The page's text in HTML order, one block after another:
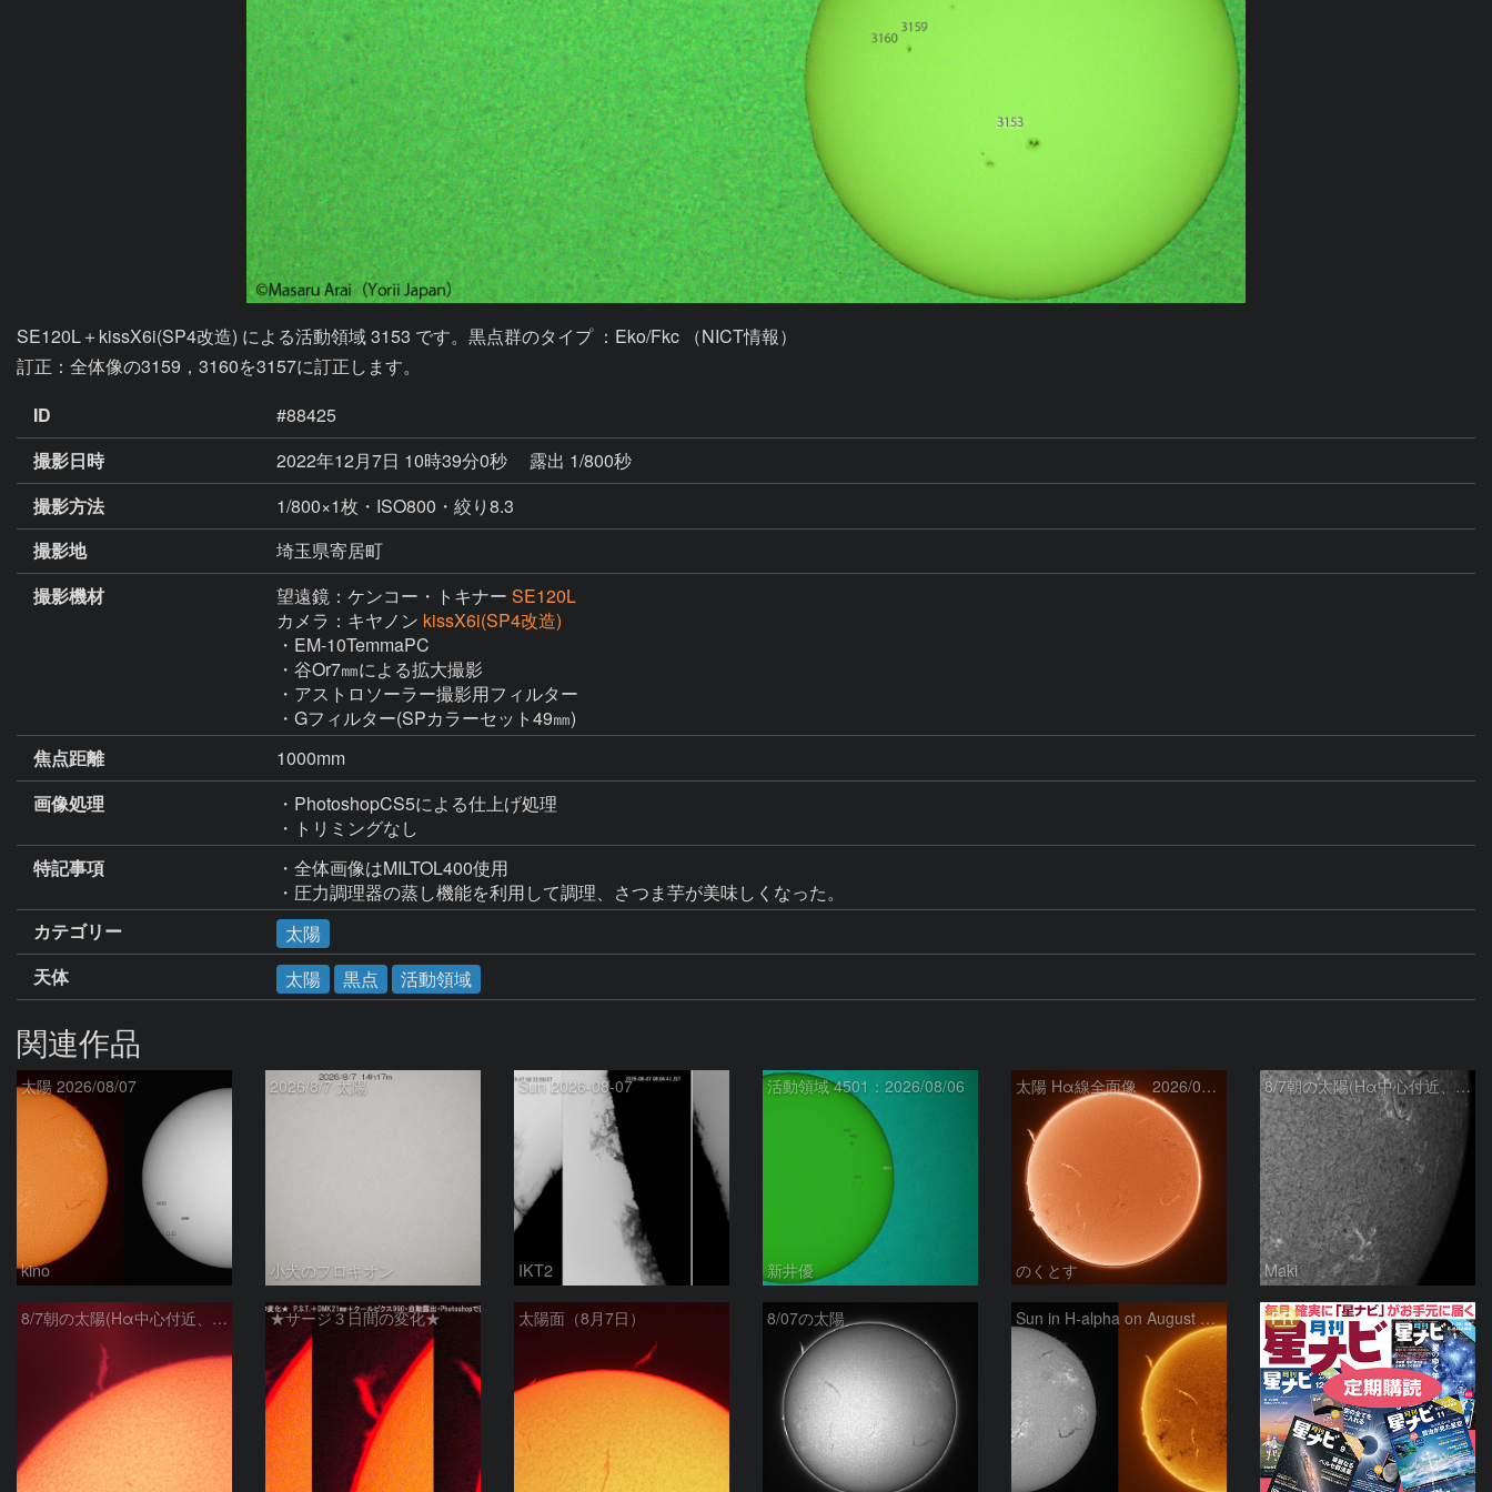
SE120L＋kissX6i(SP4改造) による活動領域 3153 です。黒点群のタイプ ：Eko/Fkc （NICT情報）
訂正：全体像の3159，3160を3157に訂正します。
ID
#88425
撮影日時
2022年12月7日 10時39分0秒
露出 1/800秒
撮影方法
1/800×1枚・ISO800・絞り8.3
撮影地
埼玉県寄居町
撮影機材
望遠鏡：ケンコー・トキナー SE120L
カメラ：キヤノン kissX6i(SP4改造)
・EM-10TemmaPC
・谷Or7㎜による拡大撮影
・アストロソーラー撮影用フィルター
・Gフィルター(SPカラーセット49㎜)
焦点距離
1000mm
画像処理
・PhotoshopCS5による仕上げ処理
・トリミングなし
特記事項
・全体画像はMILTOL400使用
・圧力調理器の蒸し機能を利用して調理、さつま芋が美味しくなった。
カテゴリー
太陽
天体
太陽 黒点 活動領域
関連作品
太陽 2026/08/07
kino
2026/8/7 太陽
小犬のプロキオン
Sun 2026-08-07
IKT2
活動領域 4501：2026/08/06
新井優
太陽 Hα線全面像 2026/08/07
のくとす
8/7朝の太陽(Hα中心付近、4498、4502付近)
Maki
8/7朝の太陽(Hα中心付近、プロミネンス) ★サージ３日間の変化★ 太陽面（8月7日） 8/07の太陽 Sun in H-alpha on August 7, 2026 PR